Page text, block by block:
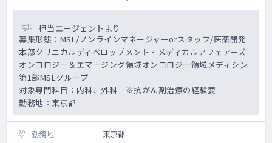
Team、MSLなどで構成されるメディカルチー
Team: CFT）のメンバーとなり、メディカル
チームやCFTで決定された方針・計画に沿っ
て、チームの活動を行う。
ブランド戦略およびエンゲージメントプラン
KOLからのメディカルインサイトを収集しメ
各チームと連携し、アウトカムリサーチ
（HEOR）や共同研究活動を実施し、データ
担当エージェントより
募集形態：MSL/ノンラインマネージャーorスタッフ/医薬開発
本部クリニカルディベロップメント・メディカルアフェアーズ
オンコロジー＆エマージング領域オンコロジー領域メディシン
第1部MSLグループ
対象専門科目：内科、外科 ※抗がん剤治療の経験要
勤務地：東京都
勤務地 東京都